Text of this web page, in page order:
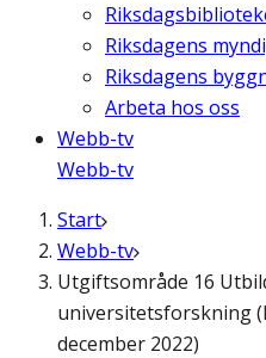
Riksdagens
Riksdagens
Arbeta hos oss
Webb-tv
Webb-tv
Start
Webb-tv
Utgiftsområde 16
universitetsforskning
december 2022)